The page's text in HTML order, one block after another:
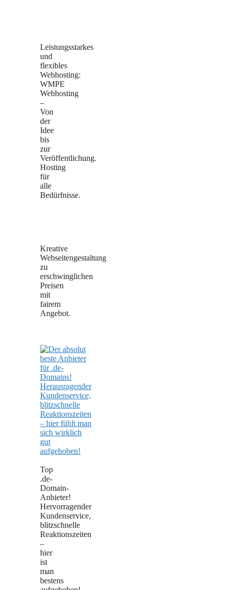
Leistungsstarkes
und
flexibles
Webhosting:
WMPE
Webhosting
–
Von
der
Idee
bis
zur
Veröffentlichung.
Hosting
für
alle
Bedürfnisse.
Kreative
Webseitengestaltung
zu
erschwinglichen
Preisen
mit
fairem
Angebot.
Top
.de-
Domain-
Anbieter!
Hervorragender
Kundenservice,
blitzschnelle
Reaktionszeiten
–
hier
ist
man
bestens